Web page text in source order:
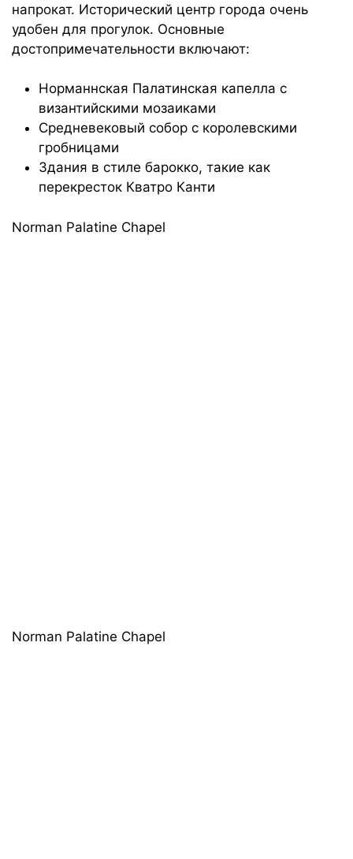
напрокат. Исторический центр города очень
удобен для прогулок. Основные
достопримечательности включают:
Норманнская Палатинская капелла с
византийскими мозаиками
Средневековый собор с королевскими
гробницами
Здания в стиле барокко, такие как
перекресток Кватро Канти
Norman Palatine Chapel
Norman Palatine Chapel